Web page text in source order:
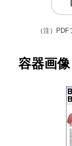
（注） PDF
容器画像